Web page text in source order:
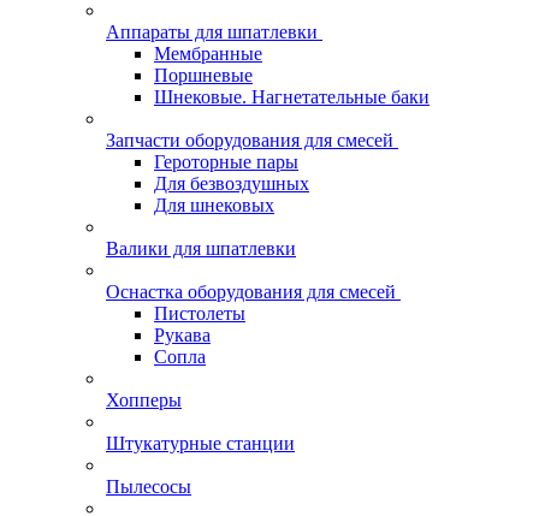
Аппараты для шпатлевки
Мембранные
Поршневые
Шнековые. Нагнетательные баки
Запчасти оборудования для смесей
Героторные пары
Для безвоздушных
Для шнековых
Валики для шпатлевки
Оснастка оборудования для смесей
Пистолеты
Рукава
Сопла
Хопперы
Штукатурные станции
Пылесосы